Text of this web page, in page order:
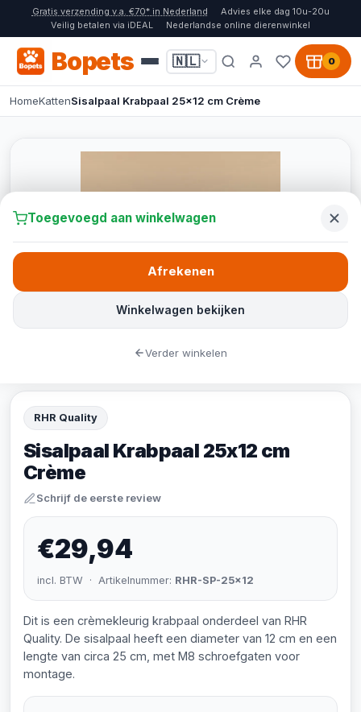
Gratis verzending v.a. €70* in Nederland
Advies elke dag 10u-20u
Veilig betalen via iDEAL
Nederlandse online dierenwinkel
Bopets 🇳🇱 0
HomeKattenSisalpaal Krabpaal 25x12 cm Crème
RHR Quality
Sisalpaal Krabpaal 25x12 cm
Crème
Schrijf de eerste review
€29,94
incl. BTW · Artikelnummer: RHR-SP-25x12
Dit is een crèmekleurig krabpaal onderdeel van RHR
Quality. De sisalpaal heeft een diameter van 12 cm en een
lengte van circa 25 cm, met M8 schroefgaten voor
montage.
Toegevoegd aan winkelwagen
Winkelwagen bekijken
Afrekenen
Verder winkelen